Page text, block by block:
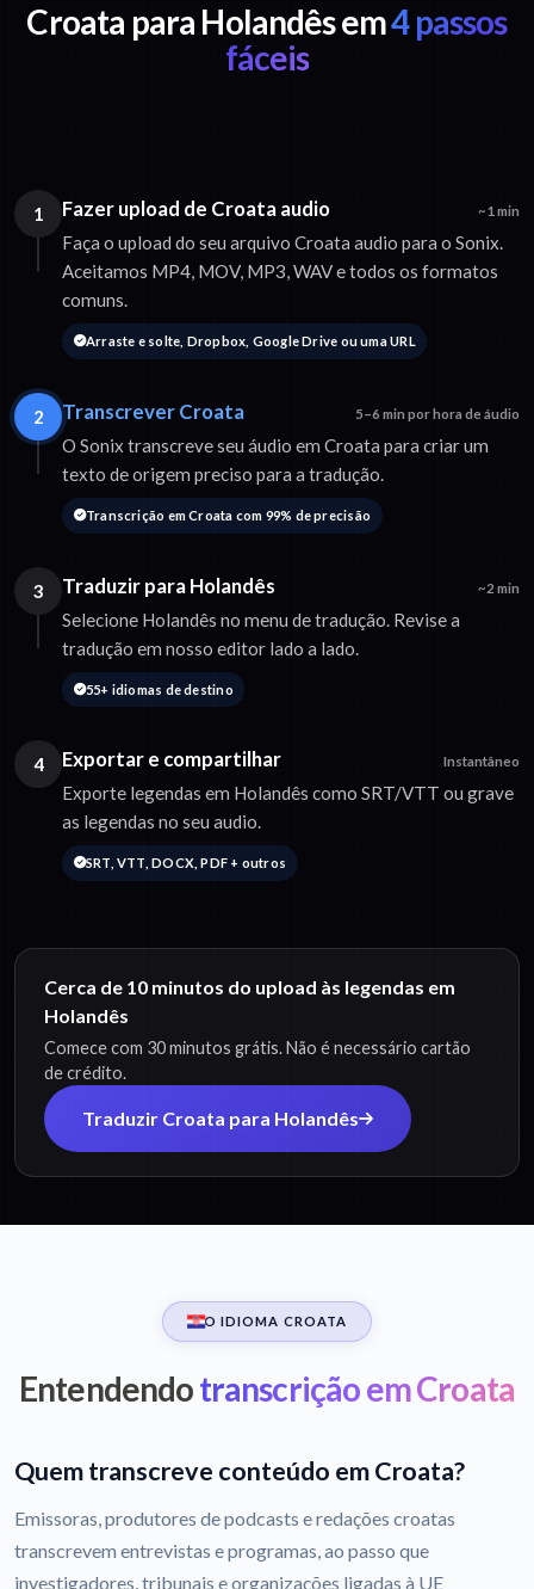
Croata para Holandês em4 passos
fáceis
1 Fazer upload de Croata audio ~1 min
Faça o upload do seu arquivo Croata audio para o Sonix.
Aceitamos MP4, MOV, MP3, WAV e todos os formatos
comuns.
Arraste e solte, Dropbox, Google Drive ou uma URL
2 Transcrever Croata 5–6 min por hora de áudio
O Sonix transcreve seu áudio em Croata para criar um
texto de origem preciso para a tradução.
Transcrição em Croata com 99% de precisão
3 Traduzir para Holandês ~2 min
Selecione Holandês no menu de tradução. Revise a
tradução em nosso editor lado a lado.
55+ idiomas de destino
4 Exportar e compartilhar Instantâneo
Exporte legendas em Holandês como SRT/VTT ou grave
as legendas no seu audio.
SRT, VTT, DOCX, PDF + outros
Cerca de 10 minutos do upload às legendas em
Holandês
Comece com 30 minutos grátis. Não é necessário cartão
de crédito.
Traduzir Croata para Holandês
O IDIOMA CROATA
Entendendotranscrição em Croata
Quem transcreve conteúdo em Croata?
Emissoras, produtores de podcasts e redações croatas
transcrevem entrevistas e programas, ao passo que
investigadores, tribunais e organizações ligadas à UE